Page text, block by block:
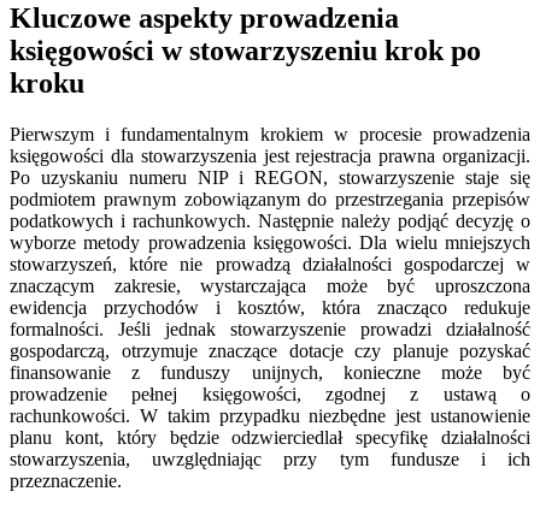
Kluczowe aspekty prowadzenia
księgowości w stowarzyszeniu krok po
kroku
Pierwszym i fundamentalnym krokiem w procesie prowadzenia
księgowości dla stowarzyszenia jest rejestracja prawna organizacji.
Po uzyskaniu numeru NIP i REGON, stowarzyszenie staje się
podmiotem prawnym zobowiązanym do przestrzegania przepisów
podatkowych i rachunkowych. Następnie należy podjąć decyzję o
wyborze metody prowadzenia księgowości. Dla wielu mniejszych
stowarzyszeń, które nie prowadzą działalności gospodarczej w
znaczącym zakresie, wystarczająca może być uproszczona
ewidencja przychodów i kosztów, która znacząco redukuje
formalności. Jeśli jednak stowarzyszenie prowadzi działalność
gospodarczą, otrzymuje znaczące dotacje czy planuje pozyskać
finansowanie z funduszy unijnych, konieczne może być
prowadzenie pełnej księgowości, zgodnej z ustawą o
rachunkowości. W takim przypadku niezbędne jest ustanowienie
planu kont, który będzie odzwierciedlał specyfikę działalności
stowarzyszenia, uwzględniając przy tym fundusze i ich
przeznaczenie.